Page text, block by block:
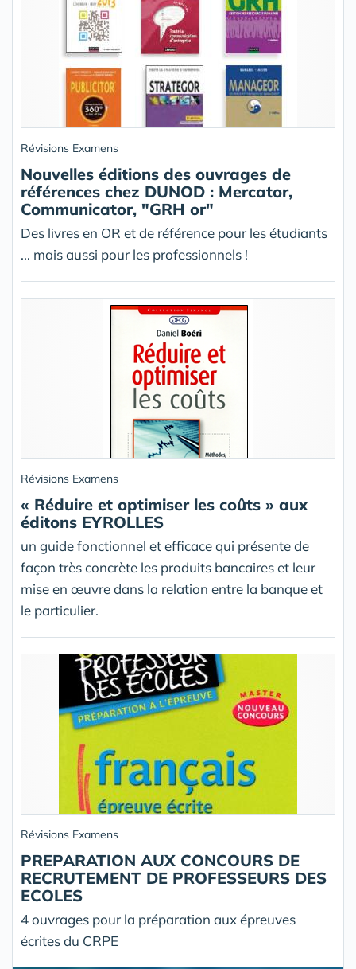
Révisions Examens
Nouvelles éditions des ouvrages de
références chez DUNOD : Mercator,
Communicator, "GRH or"
Des livres en OR et de référence pour les étudiants
... mais aussi pour les professionnels !
Révisions Examens
« Réduire et optimiser les coûts » aux
éditons EYROLLES
un guide fonctionnel et efficace qui présente de
façon très concrète les produits bancaires et leur
mise en œuvre dans la relation entre la banque et
le particulier.
Révisions Examens
PREPARATION AUX CONCOURS DE
RECRUTEMENT DE PROFESSEURS DES
ECOLES
4 ouvrages pour la préparation aux épreuves
écrites du CRPE